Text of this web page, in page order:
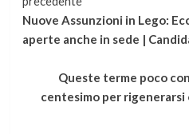
a
leggere
Nuove Assunzioni in Lego:
aperte anche in sede |
Queste terme poco
centesimo per rigenerarsi